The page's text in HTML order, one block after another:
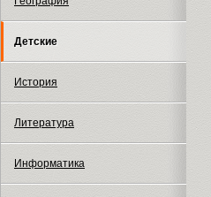
Детские
История
Литература
Информатика